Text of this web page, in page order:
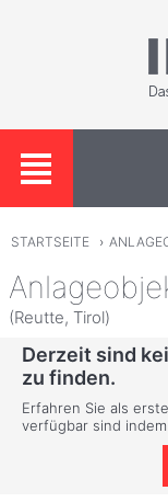
STARTSEITE ›
(Reutte, Tirol)
Derzeit sind
zu finden.
Erfahren Sie als
verfügbar sind